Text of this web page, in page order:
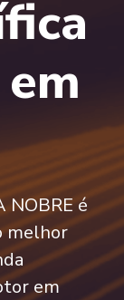
NOBRE é
melhor
em